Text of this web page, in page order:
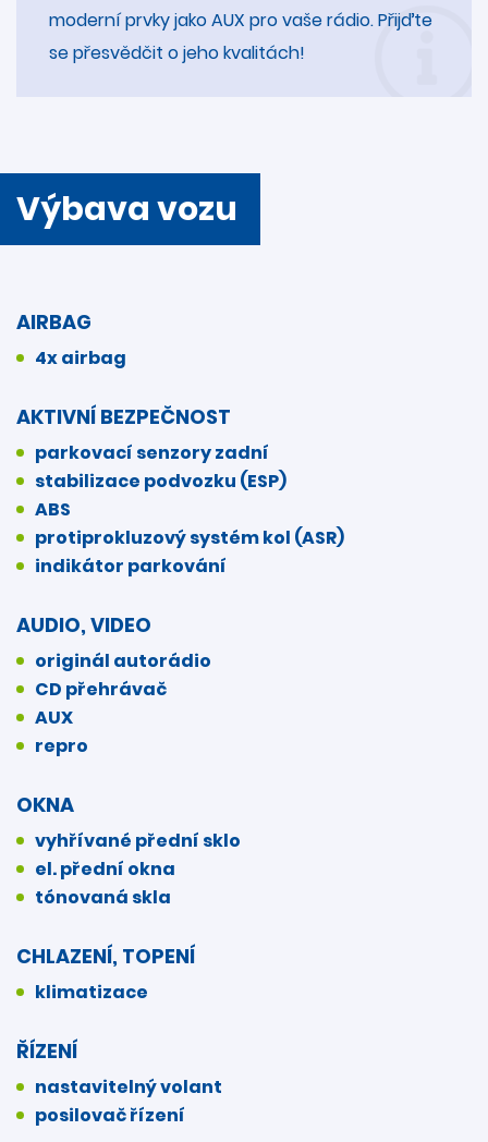
moderní prvky jako AUX pro vaše rádio. Přijďte
se přesvědčit o jeho kvalitách!
Výbava vozu
AIRBAG
4x airbag
AKTIVNÍ BEZPEČNOST
parkovací senzory zadní
stabilizace podvozku (ESP)
ABS
protiprokluzový systém kol (ASR)
indikátor parkování
AUDIO, VIDEO
originál autorádio
CD přehrávač
AUX
repro
OKNA
vyhřívané přední sklo
el. přední okna
tónovaná skla
CHLAZENÍ, TOPENÍ
klimatizace
ŘÍZENÍ
nastavitelný volant
posilovač řízení